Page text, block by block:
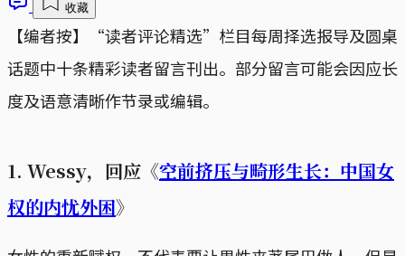
收藏
【编者按】“读者评论精选”栏目每周择选报导及圆桌
话题中十条精彩读者留言刊出。部分留言可能会因应长
度及语意清晰作节录或编辑。
1. Wessy，回应《空前挤压与畸形生长：中国女
权的内忧外困》